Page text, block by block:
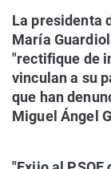
La presidenta
María
"rectifique de
vinculan a su
que han
Miguel Ángel